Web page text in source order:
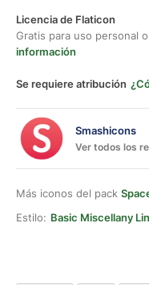
Licencia de Flaticon
Gratis para uso personal
información
Se requiere atribución
Smashicons
Ver todos los
Más iconos del pack
Estilo: Basic Miscellany